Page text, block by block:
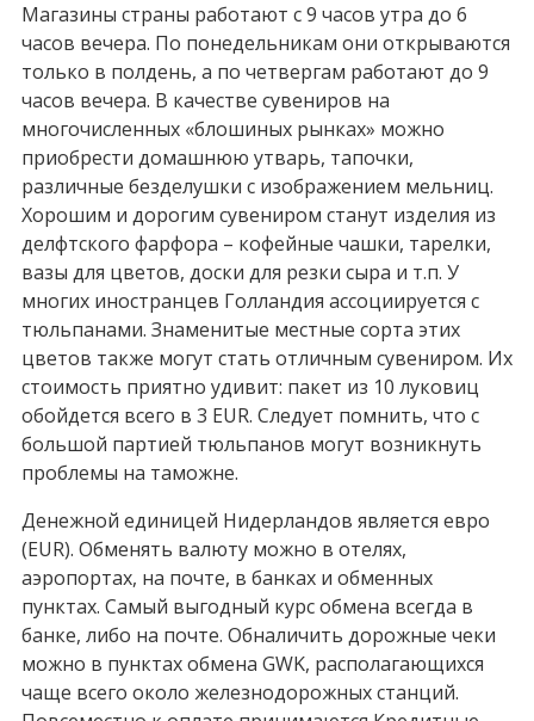
Магазины страны работают с 9 часов утра до 6
часов вечера. По понедельникам они открываются
только в полдень, а по четвергам работают до 9
часов вечера. В качестве сувениров на
многочисленных «блошиных рынках» можно
приобрести домашнюю утварь, тапочки,
различные безделушки с изображением мельниц.
Хорошим и дорогим сувениром станут изделия из
делфтского фарфора – кофейные чашки, тарелки,
вазы для цветов, доски для резки сыра и т.п. У
многих иностранцев Голландия ассоциируется с
тюльпанами. Знаменитые местные сорта этих
цветов также могут стать отличным сувениром. Их
стоимость приятно удивит: пакет из 10 луковиц
обойдется всего в 3 EUR. Следует помнить, что с
большой партией тюльпанов могут возникнуть
проблемы на таможне.
Денежной единицей Нидерландов является евро
(EUR). Обменять валюту можно в отелях,
аэропортах, на почте, в банках и обменных
пунктах. Самый выгодный курс обмена всегда в
банке, либо на почте. Обналичить дорожные чеки
можно в пунктах обмена GWK, располагающихся
чаще всего около железнодорожных станций.